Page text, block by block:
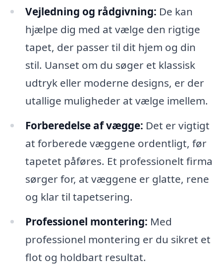
Vejledning og rådgivning: De kan
hjælpe dig med at vælge den rigtige
tapet, der passer til dit hjem og din
stil. Uanset om du søger et klassisk
udtryk eller moderne designs, er der
utallige muligheder at vælge imellem.
Forberedelse af vægge: Det er vigtigt
at forberede væggene ordentligt, før
tapetet påføres. Et professionelt firma
sørger for, at væggene er glatte, rene
og klar til tapetsering.
Professionel montering: Med
professionel montering er du sikret et
flot og holdbart resultat.